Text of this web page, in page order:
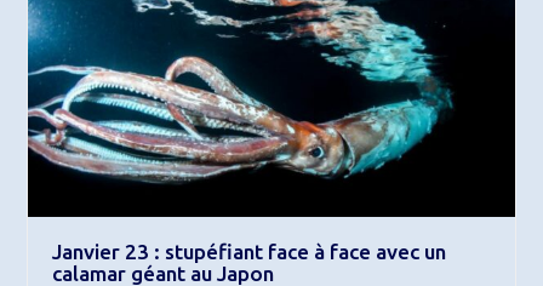
Janvier 23 : stupéfiant face à face avec un
calamar géant au Japon